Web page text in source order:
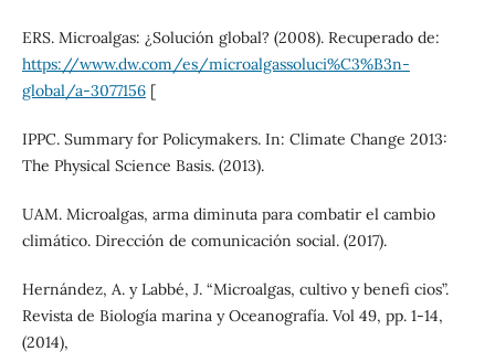
ERS. Microalgas: ¿Solución global? (2008). Recuperado de:
https://www.dw.com/es/microalgassoluci%C3%B3n-
global/a-3077156[
IPPC. Summary for Policymakers. In: Climate Change 2013:
The Physical Science Basis. (2013).
UAM. Microalgas, arma diminuta para combatir el cambio
climático. Dirección de comunicación social. (2017).
Hernández, A. y Labbé, J. “Microalgas, cultivo y benefi cios”.
Revista de Biología marina y Oceanografía. Vol 49, pp. 1-14,
(2014),